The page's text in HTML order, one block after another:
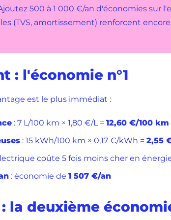
500 à 1 000 €/an d'économies sur
(TVS, amortissement) renforcent
: l'économie n°1
est le plus immédiat :
: 7 L/100 km × 1,80 €/L = 12,60 €/100 km
: 15 kWh/100 km × 0,17 €/kWh = 2,55
coûte 5 fois moins cher en
: économie de 1 507 €/an
la deuxième